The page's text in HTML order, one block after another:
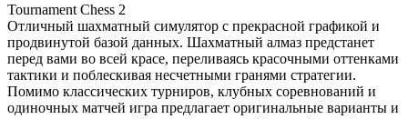
Tournament Chess 2
Отличный шахматный симулятор с прекрасной графикой и
продвинутой базой данных. Шахматный алмаз предстанет
перед вами во всей красе, переливаясь красочными оттенками
тактики и поблескивая несчетными гранями стратегии.
Помимо классических турниров, клубных соревнований и
одиночных матчей игра предлагает оригинальные варианты и